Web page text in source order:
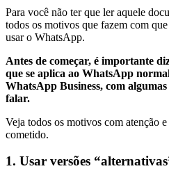
Para você não ter que ler aquele
todos os motivos que fazem com
usar o WhatsApp.
Antes de começar, é importante
que se aplica ao WhatsApp
WhatsApp Business, com
falar.
Veja todos os motivos com atenção
cometido.
1. Usar versões